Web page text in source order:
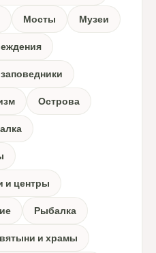
Мосты Музеи
Острова
и центры
Рыбалка
и храмы